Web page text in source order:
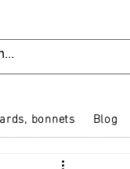
bonnets Blog